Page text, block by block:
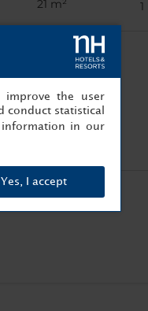
21 m² 1
tv
the user
conduct statistical
in our
Yes, I accept